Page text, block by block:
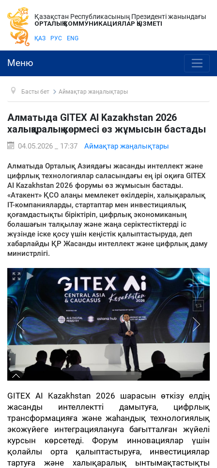
Қазақстан Республикасының Президенті жанындағы
ОРТАЛЫҚ КОММУНИКАЦИЯЛАР ҚЫЗМЕТІ
ҚАЗ РУС ENG
Меню
Басты бет Аймақтар жаңалықтары
Алматыда GITEX AI Kazakhstan 2026
халықаралық көрмесі өз жұмысын бастады
04.05.2026 _ 17:37 Аймақтар жаңалықтары
Алматыда Орталық Азиядағы жасанды интеллект және
цифрлық технологиялар саласындағы ең ірі оқиға GITEX
AI Kazakhstan 2026 форумы өз жұмысын бастады.
«Атакент» ҚСО алаңы мемлекет өкілдерін, халықаралық
IT-компанияларды, стартаптар мен инвестициялық
қоғамдастықты біріктіріп, цифрлық экономиканың
болашағын талқылау және жаңа серіктестіктерді іс
жүзінде іске қосу үшін кеңістік қалыптастыруда, деп
хабарлайды ҚР Жасанды интеллект және цифрлық даму
министрлігі.
GITEX AI Kazakhstan 2026 шарасын өткізу елдің
жасанды интеллектті дамытуға, цифрлық
трансформацияға және жаһандық технологиялық
экожүйеге интеграциялануға бағытталған жүйелі
курсын көрсетеді. Форум инновациялар үшін
қолайлы орта қалыптастыруға, инвестициялар
тартуға және халықаралық ынтымақтастықты